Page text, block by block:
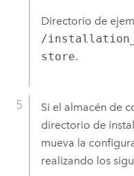
Directorio de
/
store.
Si el almacén de
directorio de
mueva la
realizando los